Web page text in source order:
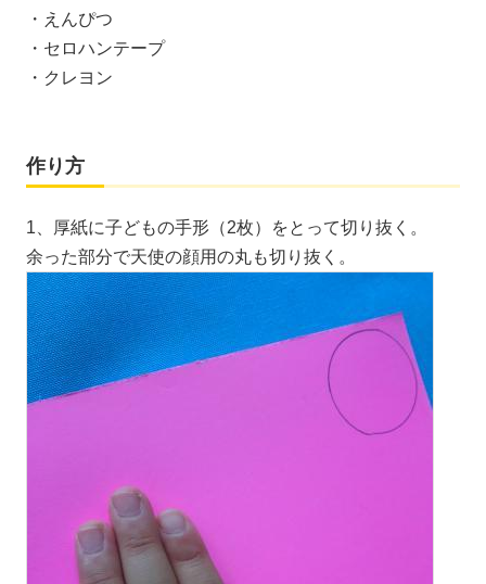
・えんぴつ
・セロハンテープ
・クレヨン
作り方
1、厚紙に子どもの手形（2枚）をとって切り抜く。
余った部分で天使の顔用の丸も切り抜く。